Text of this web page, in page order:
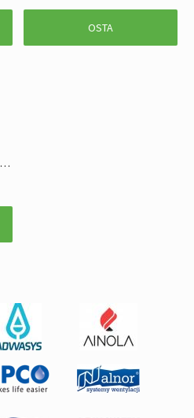
OSTA
Sulanapitokaapeli PST 30 / 11m 340w 230v